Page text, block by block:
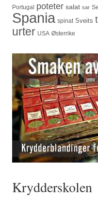
Portugal poteter salat sar
Spania spinat Sveits
urter USA Østerrike
Krydderskolen